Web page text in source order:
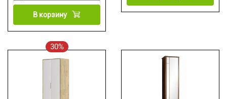
В корзину
30%